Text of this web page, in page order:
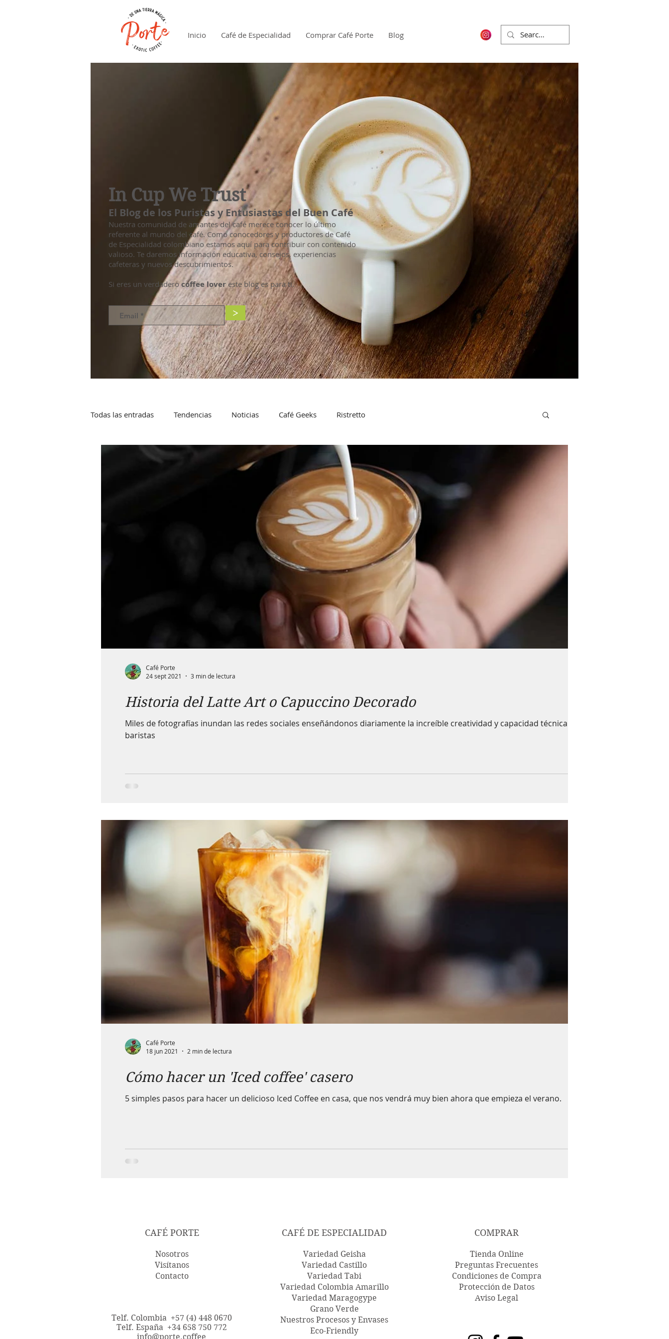
In Cup We Trust
El Blog de los Puristas y Entusiastas del Buen Café
Nuestra comunidad de amantes del café merece conocer lo último
referente al mundo del café. Como conocedores y productores de Café
de Especialidad colombiano estamos aquí para contribuir con contenido
valioso. Te daremos información educativa, consejos, experiencias
cafeteras y nuevos descubrimientos.
Si eres un verdaderocoffee lovereste blog es para ti.
>
Todas las entradas Tendencias Noticias Café Geeks Ristretto
Historia del Latte Art o Capuccino Decorado
Miles de fotografías inundan las redes sociales enseñándonos diariamente la increíble creatividad y capacidad técnica de los
baristas
Café Porte
24 sept 2021
3 min de lectura
Cómo hacer un 'Iced coffee' casero
5 simples pasos para hacer un delicioso Iced Coffee en casa, que nos vendrá muy bien ahora que empieza el verano.
Café Porte
18 jun 2021
2 min de lectura
Inicio Café de Especialidad Comprar Café Porte Blog
CAFÉ PORTE
Nosotros
Visítanos
Contacto
Telf. Colombia +57 (4) 448 0670
Telf. España +34 658 750 772
info@porte.coffee
CAFÉ DE ESPECIALIDAD
Variedad Geisha
Variedad Castillo
Variedad Tabi
Variedad Colombia Amarillo
Variedad Maragogype
Grano Verde
Nuestros Procesos y Envases
Eco-Friendly
COMPRAR
Tienda Online
Preguntas Frecuentes
Condiciones de Compra
Protección de Datos
Aviso Legal